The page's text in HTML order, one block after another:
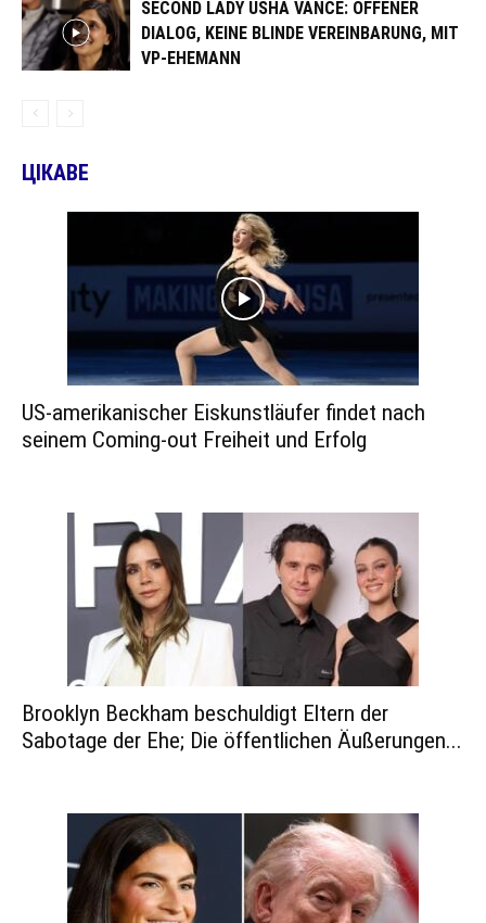
SECOND LADY USHA VANCE: OFFENER
DIALOG, KEINE BLINDE VEREINBARUNG, MIT
VP-EHEMANN
ЦІКАВЕ
US-amerikanischer Eiskunstläufer findet nach
seinem Coming-out Freiheit und Erfolg
Brooklyn Beckham beschuldigt Eltern der
Sabotage der Ehe; Die öffentlichen Äußerungen...